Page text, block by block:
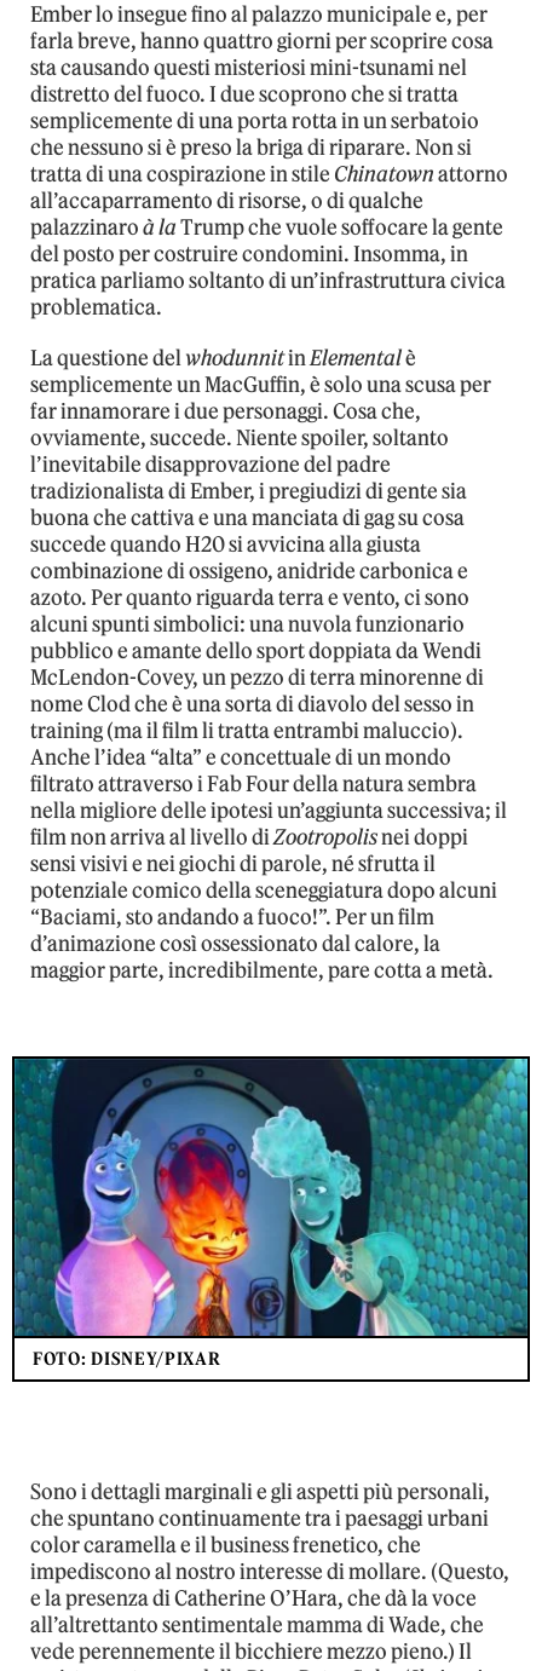
Ember lo insegue fino al palazzo municipale e, per
farla breve, hanno quattro giorni per scoprire cosa
sta causando questi misteriosi mini-tsunami nel
distretto del fuoco. I due scoprono che si tratta
semplicemente di una porta rotta in un serbatoio
che nessuno si è preso la briga di riparare. Non si
tratta di una cospirazione in stile Chinatownattorno
all’accaparramento di risorse, o di qualche
palazzinaroà laTrump che vuole soffocare la gente
del posto per costruire condomini. Insomma, in
pratica parliamo soltanto di un’infrastruttura civica
problematica.
La questione delwhodunnitinElementalè
semplicemente un MacGuffin, è solo una scusa per
far innamorare i due personaggi. Cosa che,
ovviamente, succede. Niente spoiler, soltanto
l’inevitabile disapprovazione del padre
tradizionalista di Ember, i pregiudizi di gente sia
buona che cattiva e una manciata di gag su cosa
succede quando H20 si avvicina alla giusta
combinazione di ossigeno, anidride carbonica e
azoto. Per quanto riguarda terra e vento, ci sono
alcuni spunti simbolici: una nuvola funzionario
pubblico e amante dello sport doppiata da Wendi
McLendon-Covey, un pezzo di terra minorenne di
nome Clod che è una sorta di diavolo del sesso in
training (ma il film li tratta entrambi maluccio).
Anche l’idea “alta” e concettuale di un mondo
filtrato attraverso i Fab Four della natura sembra
nella migliore delle ipotesi un’aggiunta successiva; il
film non arriva al livello diZootropolisnei doppi
sensi visivi e nei giochi di parole, né sfrutta il
potenziale comico della sceneggiatura dopo alcuni
“Baciami, sto andando a fuoco!”. Per un film
d’animazione così ossessionato dal calore, la
maggior parte, incredibilmente, pare cotta a metà.
FOTO: DISNEY/PIXAR
Sono i dettagli marginali e gli aspetti più personali,
che spuntano continuamente tra i paesaggi urbani
color caramella e il business frenetico, che
impediscono al nostro interesse di mollare. (Questo,
e la presenza di Catherine O’Hara, che dà la voce
all’altrettanto sentimentale mamma di Wade, che
vede perennemente il bicchiere mezzo pieno.) Il